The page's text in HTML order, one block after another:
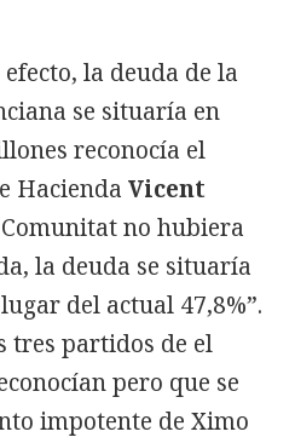
la deuda de la
se situaría en
reconocía el
Hacienda Vicent
no hubiera
la deuda se situaría
del actual 47,8%”.
tres partidos de el
pero que se
impotente de Ximo